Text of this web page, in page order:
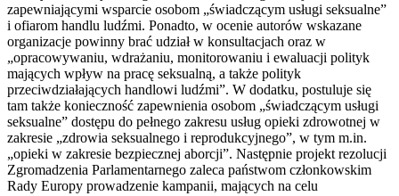
zapewniającymi wsparcie osobom „świadczącym usługi seksualne”
i ofiarom handlu ludźmi. Ponadto, w ocenie autorów wskazane
organizacje powinny brać udział w konsultacjach oraz w
„opracowywaniu, wdrażaniu, monitorowaniu i ewaluacji polityk
mających wpływ na pracę seksualną, a także polityk
przeciwdziałających handlowi ludźmi”. W dodatku, postuluje się
tam także konieczność zapewnienia osobom „świadczącym usługi
seksualne” dostępu do pełnego zakresu usług opieki zdrowotnej w
zakresie „zdrowia seksualnego i reprodukcyjnego”, w tym m.in.
„opieki w zakresie bezpiecznej aborcji”. Następnie projekt rezolucji
Zgromadzenia Parlamentarnego zaleca państwom członkowskim
Rady Europy prowadzenie kampanii, mających na celu